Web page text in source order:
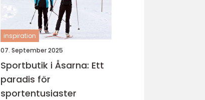
inspiration
07. September 2025
Sportbutik i Åsarna: Ett
paradis för
sportentusiaster